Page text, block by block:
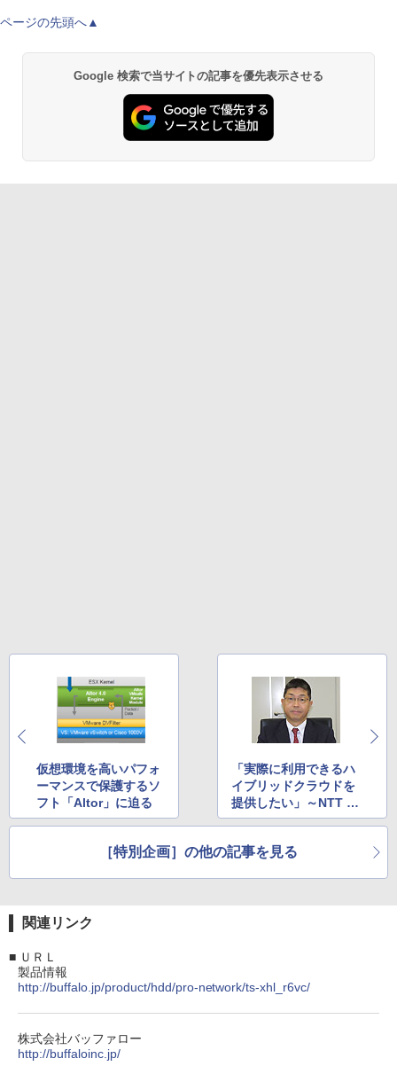
ページの先頭へ▲
Google 検索で当サイトの記事を優先表示させる
仮想環境を高いパフォ
ーマンスで保護するソ
フト「Altor」に迫る
「実際に利用できるハ
イブリッドクラウドを
提供したい」～NTT C
omとマイクロソフト
［特別企画］の他の記事を見る
関連リンク
■ ＵＲＬ
製品情報
http://buffalo.jp/product/hdd/pro-network/ts-xhl_r6vc/
株式会社バッファロー
http://buffaloinc.jp/